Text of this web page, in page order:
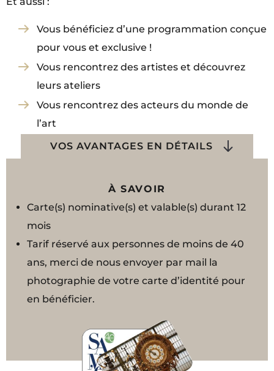
Vous bénéficiez d’une programmation conçue
pour vous et exclusive !
Vous rencontrez des artistes et découvrez
leurs ateliers
Vous rencontrez des acteurs du monde de
l’art
VOS AVANTAGES EN DÉTAILS
À SAVOIR
Carte(s) nominative(s) et valable(s) durant 12
mois
Tarif réservé aux personnes de moins de 40
ans, merci de nous envoyer par mail la
photographie de votre carte d’identité pour
en bénéficier.